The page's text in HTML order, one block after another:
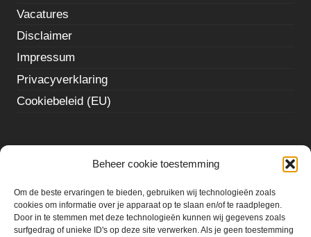
Beheer cookie toestemming
Om de beste ervaringen te bieden, gebruiken wij technologieën zoals
cookies om informatie over je apparaat op te slaan en/of te raadplegen.
Door in te stemmen met deze technologieën kunnen wij gegevens zoals
surfgedrag of unieke ID's op deze site verwerken. Als je geen toestemming
Vacatures
Disclaimer
Impressum
Privacyverklaring
Cookiebeleid (EU)
terhuurnehollandmarkt
Instagram
Linkedin